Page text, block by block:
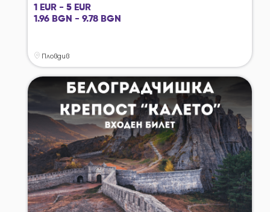
1 EUR - 5 EUR
1.96 BGN - 9.78 BGN
Пловдив